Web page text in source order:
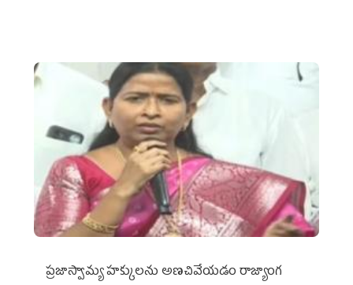
ప్రజాస్వామ్య హక్కులను అణచివేయడం రాజ్యాంగ